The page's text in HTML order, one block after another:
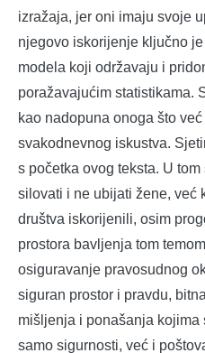
izražaja, jer oni imaju svoje
njegovo iskorijenje ključno
modela koji održavaju i
poražavajućim statistikama.
kao nadopuna onoga što
svakodnevnog iskustva.
s početka ovog teksta. U
silovati i ne ubijati žene, već
društva iskorijenili, osim
prostora bavljenja tom
osiguravanje pravosudnog
siguran prostor i pravdu,
mišljenja i ponašanja kojima
samo sigurnosti, već i